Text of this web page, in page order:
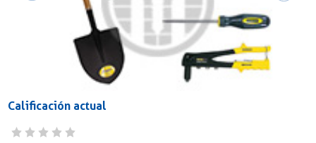
Calificación actual